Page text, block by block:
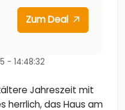
Zum Deal
- 14:48:32
Jahreszeit mit
herrlich, das Haus am